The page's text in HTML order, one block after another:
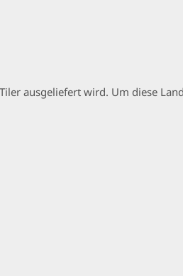
ausgeliefert wird. Um diese